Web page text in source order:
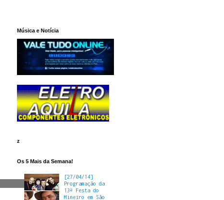
Música e Notícia
z
Os 5 Mais da Semana!
[27/04/14]
Programação da
13ª Festa do
Mineiro em São